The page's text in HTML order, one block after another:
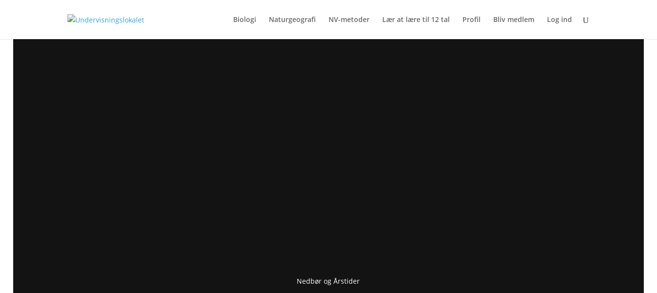
Biologi Naturgeografi NV-metoder Lær at lære til 12 tal Profil Bliv medlem Log ind
Nedbør og Årstider